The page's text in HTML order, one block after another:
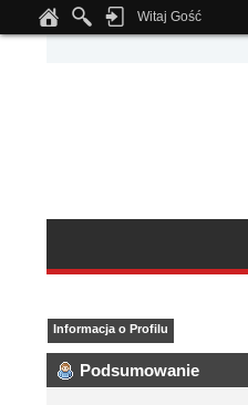
Notice: Undefined index:
Witaj Gość
Informacja o Profilu
Podsumowanie